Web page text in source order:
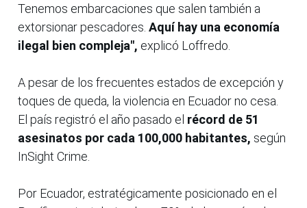
Tenemos embarcaciones que salen también a
extorsionar pescadores. Aquí hay una economía
ilegal bien compleja", explicó Loffredo.
A pesar de los frecuentes estados de excepción y
toques de queda, la violencia en Ecuador no cesa.
El país registró el año pasado el récord de 51
asesinatos por cada 100,000 habitantes, según
InSight Crime.
Por Ecuador, estratégicamente posicionado en el